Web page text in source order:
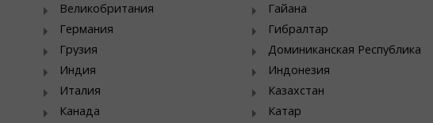
Великобритания Гайана
Германия Гибралтар
Грузия Доминиканская Республика
Индия Индонезия
Италия Казахстан
Канада Катар